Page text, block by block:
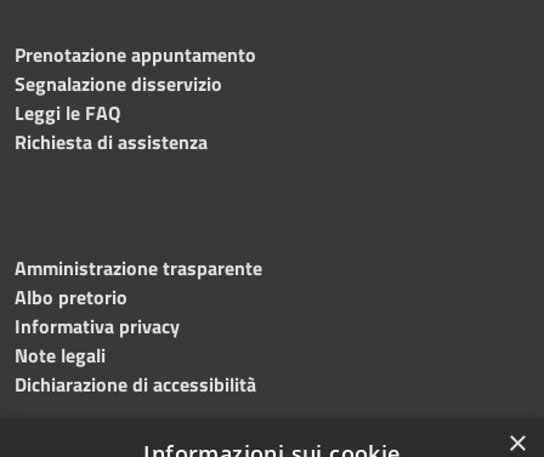
Prenotazione appuntamento
Segnalazione disservizio
Leggi le FAQ
Richiesta di assistenza
Amministrazione trasparente
Albo pretorio
Informativa privacy
Note legali
Dichiarazione di accessibilità
×